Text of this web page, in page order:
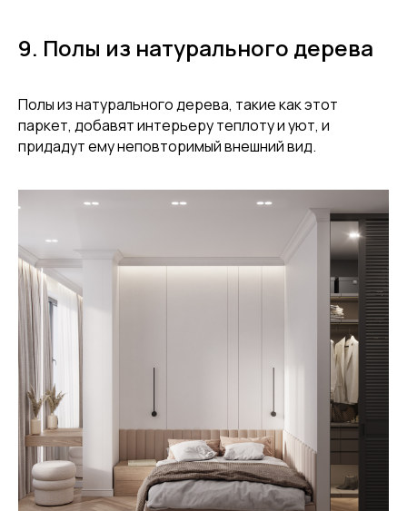
9. Полы из натурального дерева
Полы из натурального дерева, такие как этот
паркет, добавят интерьеру теплоту и уют, и
придадут ему неповторимый внешний вид.
Еще статьи
Вернуться назад